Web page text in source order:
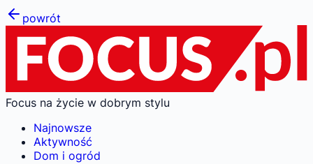
powrót
Focus na życie w dobrym stylu
Najnowsze
Aktywność
Dom i ogród